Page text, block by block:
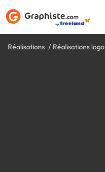
Réalisations Réalisations logo